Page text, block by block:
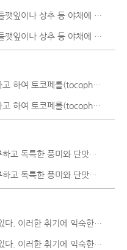
불고기를 먹을 때는 참기름을 바르고 들깻잎이나 상추 등 야채에 싸먹..
불고기를 먹을 때는 참기름을 바르고 들깻잎이나 상추 등 야채에 싸먹..
비타민 E는 출산(tocos)과 관계가 있다고 하여 토코페롤(tocopherol, ..
비타민 E는 출산(tocos)과 관계가 있다고 하여 토코페롤(tocopherol, ..
새우는 단백질을 비롯한 영양소가 풍부하고 독특한 풍미와 단맛을 내기..
새우는 단백질을 비롯한 영양소가 풍부하고 독특한 풍미와 단맛을 내기..
어류에는 독특한 취기와 맛을 지니고 있다. 이러한 취기에 익숙한 경우..
어류에는 독특한 취기와 맛을 지니고 있다. 이러한 취기에 익숙한 경우..